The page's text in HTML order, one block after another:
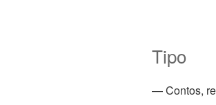
Tipo
— Contos,